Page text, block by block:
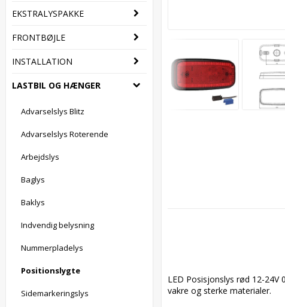
EKSTRALYSPAKKE
FRONTBØJLE
INSTALLATION
LASTBIL OG HÆNGER
Advarselslys Blitz
Advarselslys Roterende
Arbejdslys
Baglys
Baklys
Indvendig belysning
Nummerpladelys
Positionslygte
Sidemarkeringslys
LED Posisjonslys rød 12-24V
vakre og sterke materialer.